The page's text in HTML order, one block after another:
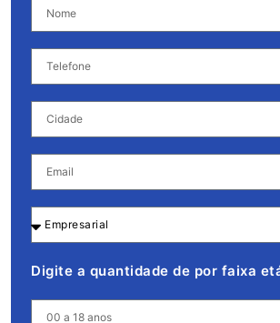
Digite a quantidade de por faixa